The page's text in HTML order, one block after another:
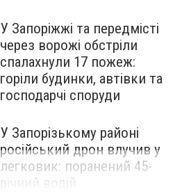
У Запоріжжі та передмісті
через ворожі обстріли
спалахнули 17 пожеж:
горіли будинки, автівки та
господарчі споруди
У Запорізькому районі
російський дрон влучив у
легковик: поранений 45-
річний водій